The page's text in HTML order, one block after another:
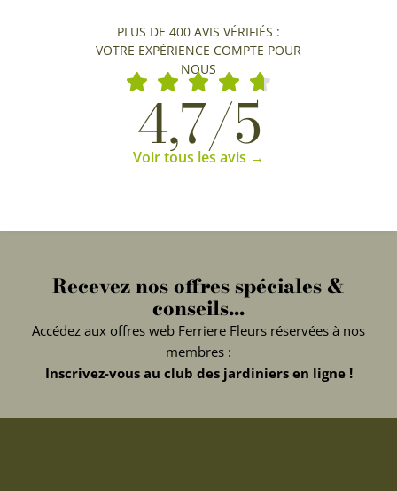
PLUS DE 400 AVIS VÉRIFIÉS :
VOTRE EXPÉRIENCE COMPTE POUR
NOUS
4,7/5
Voir tous les avis →
Recevez nos offres spéciales &
conseils...
Accédez aux offres web Ferriere Fleurs réservées à nos
membres :
Inscrivez-vous au club des jardiniers en ligne !